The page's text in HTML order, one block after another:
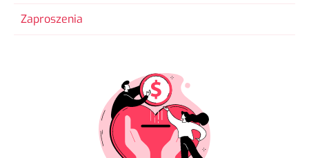
Zaproszenia